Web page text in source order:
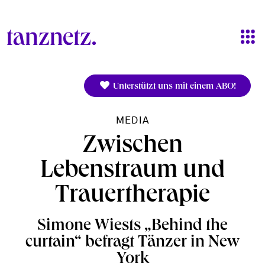
Unterstützt uns mit einem ABO!
MEDIA
Zwischen
Lebenstraum und
Trauertherapie
Simone Wiests „Behind the
curtain“ befragt Tänzer in New
York